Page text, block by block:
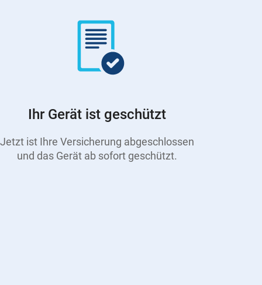
Ihr Gerät ist geschützt
Jetzt ist Ihre Versicherung abgeschlossen
und das Gerät ab sofort geschützt.